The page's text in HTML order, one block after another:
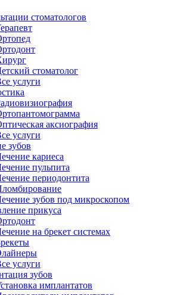
стоматологов
стоматолог
услуги
аксиография
услуги
зубов
кариеса
пульпита
периодонтита
зубов под микроскопом
прикуса
на брекет системах
услуги
зубов
имплантатов